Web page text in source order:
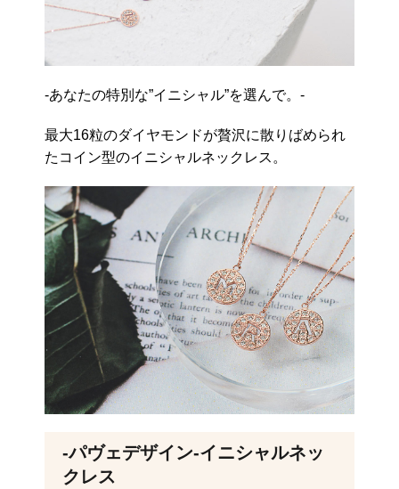
-あなたの特別な”イニシャル”を選んで。-
最大16粒のダイヤモンドが贅沢に散りばめられ
たコイン型のイニシャルネックレス。
-パヴェデザイン-イニシャルネッ
クレス